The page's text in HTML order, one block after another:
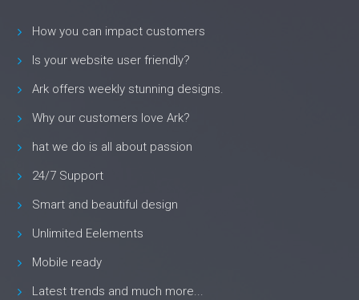
How you can impact customers
Is your website user friendly?
Ark offers weekly stunning designs.
Why our customers love Ark?
hat we do is all about passion
24/7 Support
Smart and beautiful design
Unlimited Eelements
Mobile ready
Latest trends and much more...